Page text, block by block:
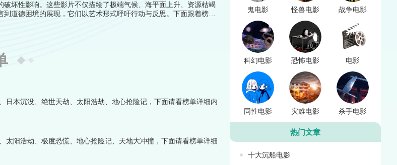
坏性影响。这些影片不仅描绘了极端气候、海平面上升、资源枯竭
道德困境的展现，它们以艺术形式呼吁行动与反思。下面跟着榜中
本沉没、绝世天劫、太阳浩劫、地心抢险记，下面请看榜单详细内
阳浩劫、极度恐慌、地心抢险记、天地大冲撞，下面请看榜单详细
鬼电影 怪兽电影 战争电影
科幻电影 恐怖电影 电影
同性电影 灾难电影 杀手电影
热门文章
十大沉船电影